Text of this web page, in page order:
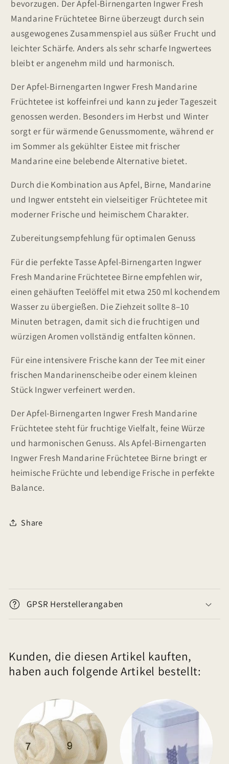
bevorzugen. Der Apfel-Birnengarten Ingwer Fresh
Mandarine Früchtetee Birne überzeugt durch sein
ausgewogenes Zusammenspiel aus süßer Frucht und
leichter Schärfe. Anders als sehr scharfe Ingwertees
bleibt er angenehm mild und harmonisch.
Der Apfel-Birnengarten Ingwer Fresh Mandarine
Früchtetee ist koffeinfrei und kann zu jeder Tageszeit
genossen werden. Besonders im Herbst und Winter
sorgt er für wärmende Genussmomente, während er
im Sommer als gekühlter Eistee mit frischer
Mandarine eine belebende Alternative bietet.
Durch die Kombination aus Apfel, Birne, Mandarine
und Ingwer entsteht ein vielseitiger Früchtetee mit
moderner Frische und heimischem Charakter.
Zubereitungsempfehlung für optimalen Genuss
Für die perfekte Tasse Apfel-Birnengarten Ingwer
Fresh Mandarine Früchtetee Birne empfehlen wir,
einen gehäuften Teelöffel mit etwa 250 ml kochendem
Wasser zu übergießen. Die Ziehzeit sollte 8–10
Minuten betragen, damit sich die fruchtigen und
würzigen Aromen vollständig entfalten können.
Für eine intensivere Frische kann der Tee mit einer
frischen Mandarinenscheibe oder einem kleinen
Stück Ingwer verfeinert werden.
Der Apfel-Birnengarten Ingwer Fresh Mandarine
Früchtetee steht für fruchtige Vielfalt, feine Würze
und harmonischen Genuss. Als Apfel-Birnengarten
Ingwer Fresh Mandarine Früchtetee Birne bringt er
heimische Früchte und lebendige Frische in perfekte
Balance.
Share
n
a
p
GPSR Herstellerangaben
Kunden, die diesen Artikel kauften,
haben auch folgende Artikel bestellt: